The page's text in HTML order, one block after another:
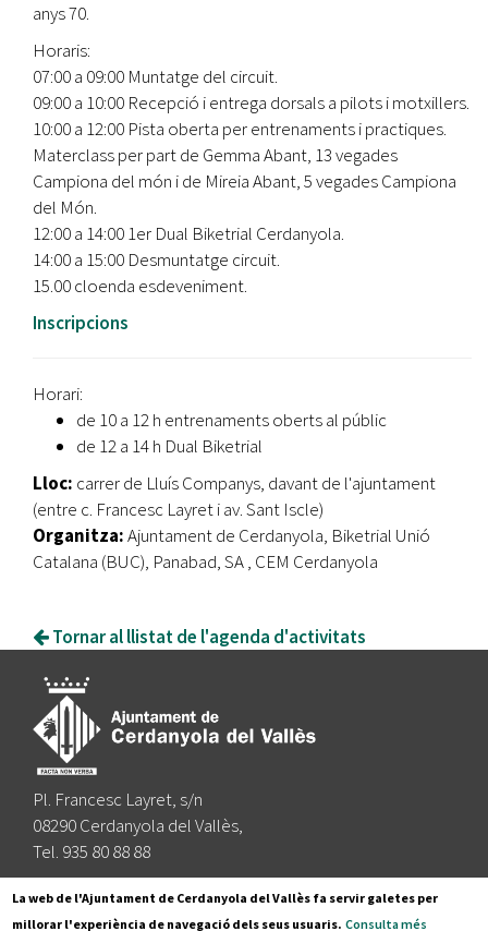
anys 70.
Horaris:
07:00 a 09:00 Muntatge del circuit.
09:00 a 10:00 Recepció i entrega dorsals a pilots i motxillers.
10:00 a 12:00 Pista oberta per entrenaments i practiques.
Materclass per part de Gemma Abant, 13 vegades
Campiona del món i de Mireia Abant, 5 vegades Campiona
del Món.
12:00 a 14:00 1er Dual Biketrial Cerdanyola.
14:00 a 15:00 Desmuntatge circuit.
15.00 cloenda esdeveniment.
Inscripcions
Horari:
de 10 a 12 h entrenaments oberts al públic
de 12 a 14 h Dual Biketrial
Lloc: carrer de Lluís Companys, davant de l'ajuntament
(entre c. Francesc Layret i av. Sant Iscle)
Organitza:Ajuntament de Cerdanyola, Biketrial Unió
Catalana (BUC), Panabad, SA , CEM Cerdanyola
Tornar al llistat de l'agenda d'activitats
Pl. Francesc Layret, s/n
08290 Cerdanyola del Vallès,
Tel. 935 80 88 88
Segueix-nos a:
La web de l'Ajuntament de Cerdanyola del Vallès fa servir galetes per
millorar l'experiència de navegació dels seus usuaris. Consulta més